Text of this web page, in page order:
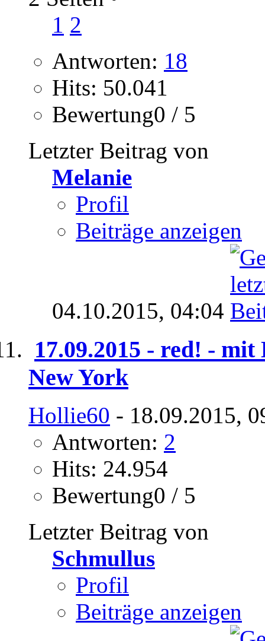
1 2
Antworten: 18
Hits: 50.041
Bewertung0 / 5
Letzter Beitrag von
Melanie
Profil
Beiträge anzeigen
04.10.2015, 04:04
17.09.2015 - red! -
New York
Hollie60 - 18.09.2015,
Antworten: 2
Hits: 24.954
Bewertung0 / 5
Letzter Beitrag von
Schmullus
Profil
Beiträge anzeigen